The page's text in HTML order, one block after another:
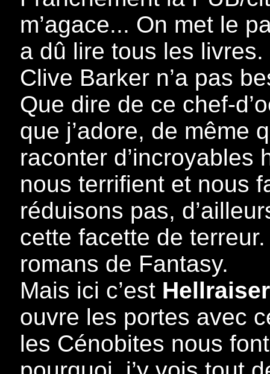
m’agace... On met le
a dû lire tous les
Clive Barker n’a pas
Que dire de ce chef-
que j’adore, de même
raconter d’incroyables
nous terrifient et nous
réduisons pas,
cette facette de
romans de Fantasy.
Mais ici c’est Hellraiser
ouvre les portes avec
les Cénobites nous